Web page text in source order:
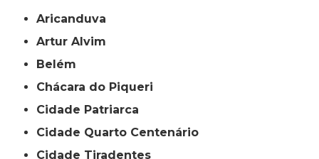
Aricanduva
Artur Alvim
Belém
Chácara do Piqueri
Cidade Patriarca
Cidade Quarto Centenário
Cidade Tiradentes